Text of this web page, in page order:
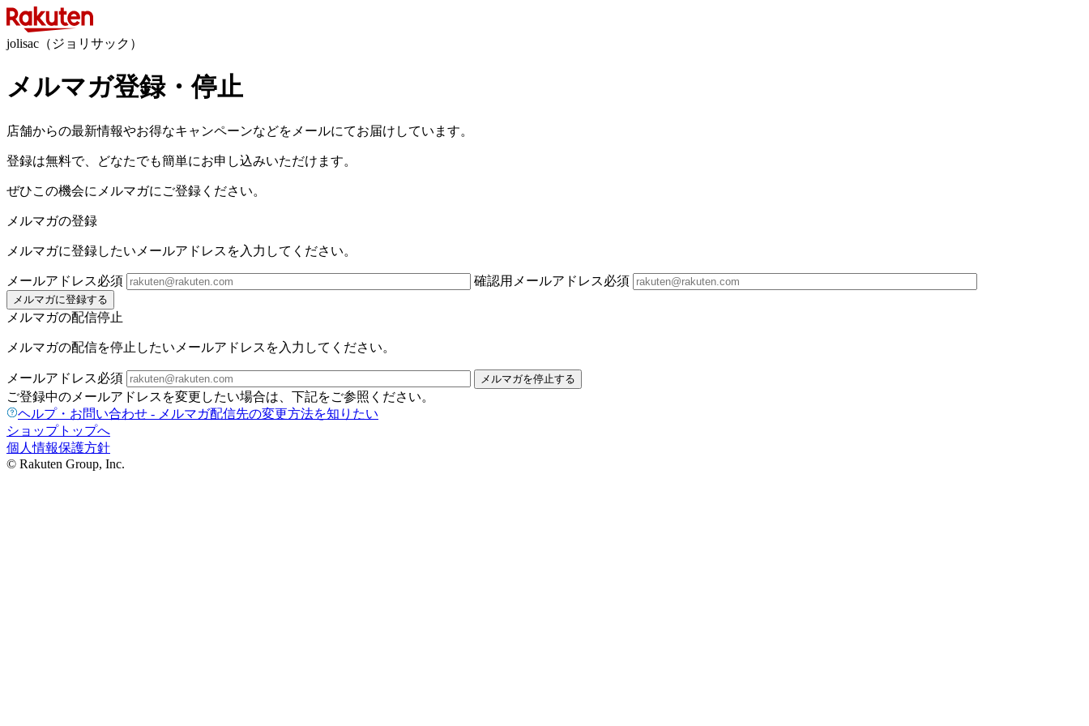
jolisac（ジョリサック）
メルマガ登録・停止
店舗からの最新情報やお得なキャンペーンなどをメールにてお届けしています。
登録は無料で、どなたでも簡単にお申し込みいただけます。
ぜひこの機会にメルマガにご登録ください。
メルマガの登録
メルマガに登録したいメールアドレスを入力してください。
メールアドレス必須 確認用メールアドレス必須
メルマガに登録する
メルマガの配信停止
メルマガの配信を停止したいメールアドレスを入力してください。
メールアドレス必須 メルマガを停止する
ご登録中のメールアドレスを変更したい場合は、下記をご参照ください。
ヘルプ・お問い合わせ - メルマガ配信先の変更方法を知りたい
ショップトップへ
個人情報保護方針
© Rakuten Group, Inc.